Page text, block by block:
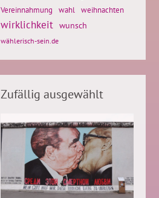
Vereinnahmung wahl weihnachten
wirklichkeit wunsch
wählerisch-sein.de
Zufällig ausgewählt